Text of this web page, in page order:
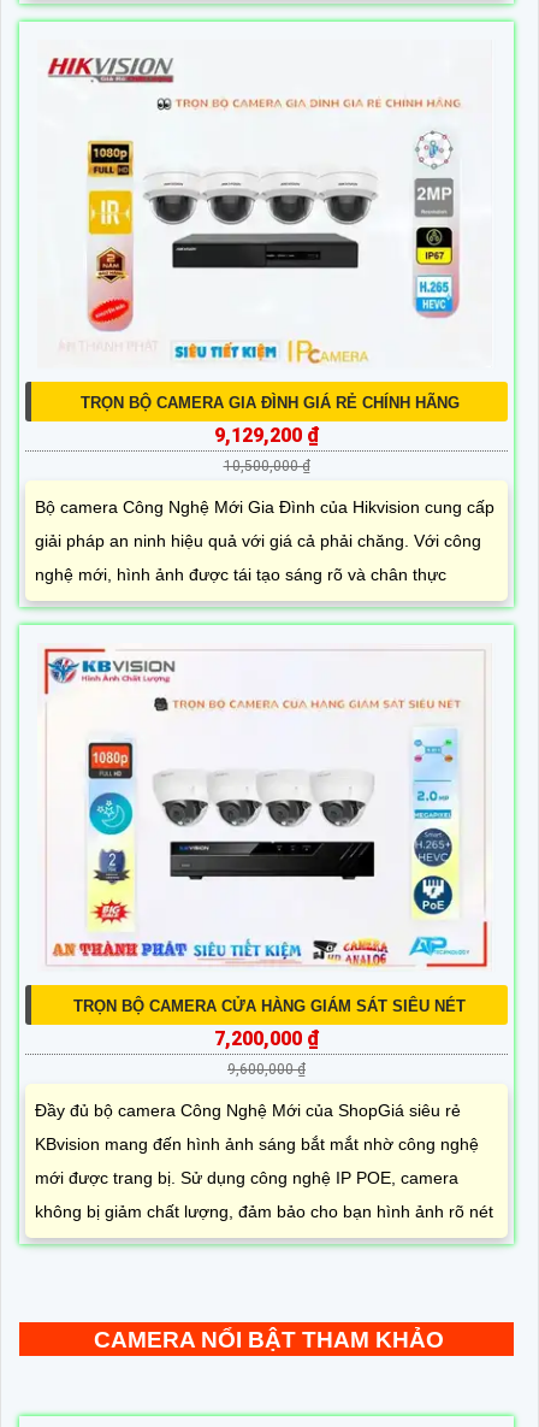
TRỌN BỘ CAMERA GIA ĐÌNH GIÁ RẺ CHÍNH HÃNG
9,129,200 ₫
10,500,000 ₫
Bộ camera Công Nghệ Mới Gia Đình của Hikvision cung cấp
giải pháp an ninh hiệu quả với giá cả phải chăng. Với công
nghệ mới, hình ảnh được tái tạo sáng rõ và chân thực
TRỌN BỘ CAMERA CỬA HÀNG GIÁM SÁT SIÊU NÉT
7,200,000 ₫
9,600,000 ₫
Đầy đủ bộ camera Công Nghệ Mới của ShopGiá siêu rẻ
KBvision mang đến hình ảnh sáng bắt mắt nhờ công nghệ
mới được trang bị. Sử dụng công nghệ IP POE, camera
không bị giảm chất lượng, đảm bảo cho bạn hình ảnh rõ nét
CAMERA NỔI BẬT THAM KHẢO